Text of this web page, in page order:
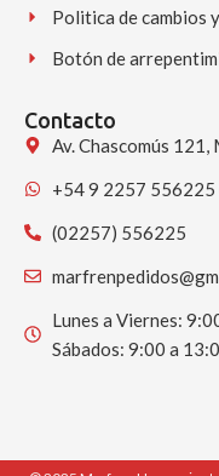
Politica de cambios
Botón de
Contacto
Av. Chascomús
+54 9 2257 556225
(02257) 556225
Lunes a Viernes:
Sábados: 9:00 a